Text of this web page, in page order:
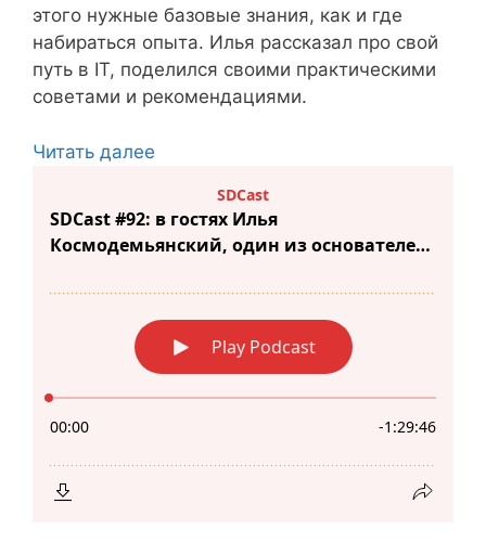
этого нужные базовые знания, как и где
набираться опыта. Илья рассказал про свой
путь в IT, поделился своими практическими
советами и рекомендациями.
Читать далее